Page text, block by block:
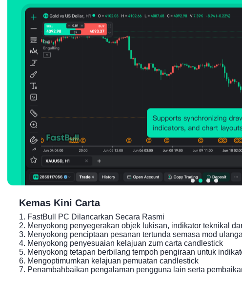
Kemas Kini Carta
1. FastBull PC Dilancarkan Secara Rasmi
2. Menyokong penyegerakan objek lukisan, indikator teknikal
3. Menyokong penciptaan pesanan tertunda semasa mod
4. Menyokong penyesuaian kelajuan zum carta candlestick
5. Menyokong tetapan berbilang tempoh pengiraan untuk
6. Mengoptimumkan kelajuan pemuatan candlestick
7. Penambahbaikan pengalaman pengguna lain serta